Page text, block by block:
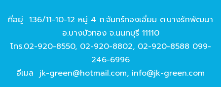
ที่อยู่ 136/11-10-12 หมู่ 4 ถ.จันทร์ทองเอี่ยม ต.บางรักพัฒนา
อ.บางบัวทอง จ.นนทบุรี 11110
โทร.02-920-8550, 02-920-8802, 02-920-8588 099-
246-6996
อีเมล jk-green@hotmail.com, info@jk-green.com